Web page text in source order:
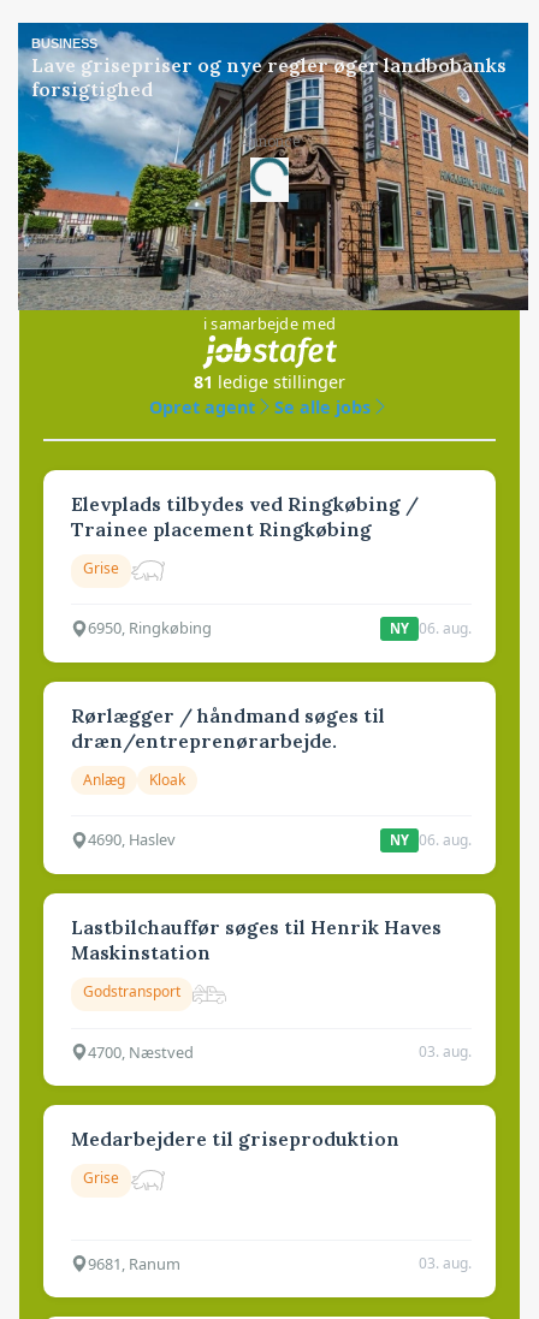
BUSINESS
Lave grisepriser og nye regler øger landbobanks
forsigtighed
Annonce
Loading...
Jobs
i samarbejde med
81 ledige stillinger
Opret agent
Se alle jobs
Elevplads tilbydes ved Ringkøbing /
Trainee placement Ringkøbing
Grise
6950, Ringkøbing NY 06. aug.
Rørlægger / håndmand søges til
dræn/entreprenørarbejde.
Anlæg Kloak
4690, Haslev NY 06. aug.
Lastbilchauffør søges til Henrik Haves
Maskinstation
Godstransport
4700, Næstved 03. aug.
Medarbejdere til griseproduktion
Grise
9681, Ranum 03. aug.